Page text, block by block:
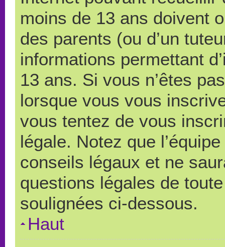
moins de 13 ans doivent
des parents (ou d’un
informations permettant
13 ans. Si vous n’êtes
lorsque vous vous
vous tentez de vous
légale. Notez que
conseils légaux et ne
questions légales de
soulignées ci-dessous.
Haut